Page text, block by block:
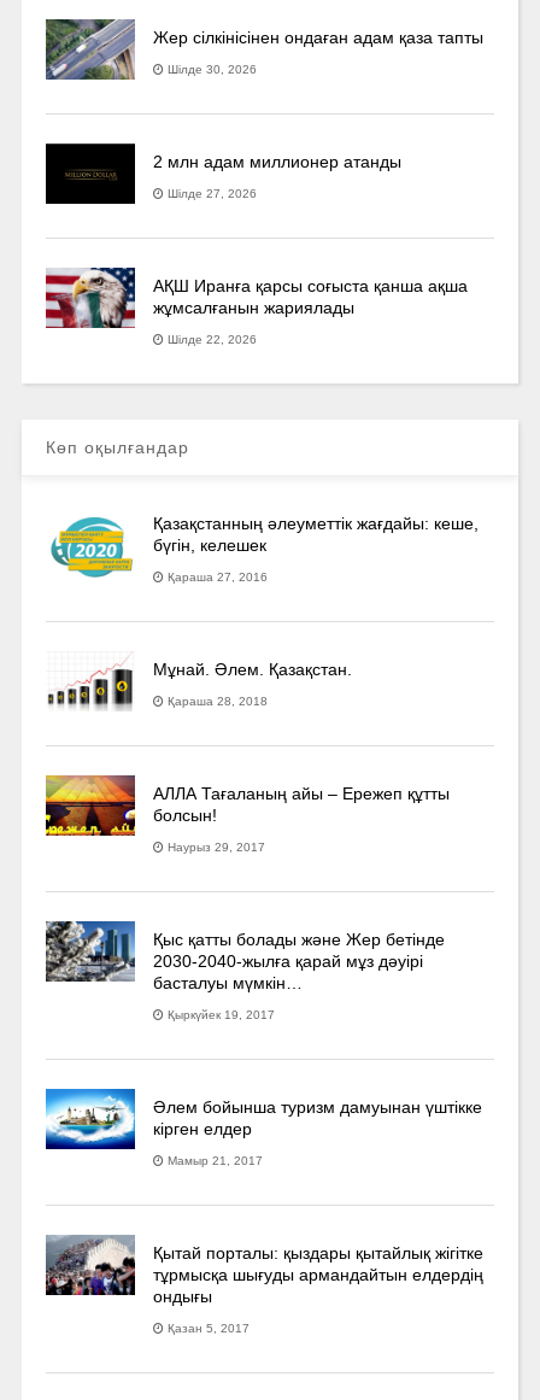
Жер сілкінісінен ондаған адам қаза тапты
Шілде 30, 2026
2 млн адам миллионер атанды
Шілде 27, 2026
АҚШ Иранға қарсы соғыста қанша ақша
жұмсалғанын жариялады
Шілде 22, 2026
Көп оқылғандар
Қазақстанның әлеуметтік жағдайы: кеше,
бүгін, келешек
Қараша 27, 2016
Мұнай. Әлем. Қазақстан.
Қараша 28, 2018
АЛЛА Тағаланың айы – Ережеп құтты
болсын!
Наурыз 29, 2017
Қыс қатты болады және Жер бетінде
2030-2040­-жылға қарай мұз дәуірі
басталуы мүмкін…
Қыркүйек 19, 2017
Әлем бойынша туризм дамуынан үштікке
кірген елдер
Мамыр 21, 2017
Қытай порталы: қыздары қытайлық жігітке
тұрмысқа шығуды армандайтын елдердің
ондығы
Қазан 5, 2017